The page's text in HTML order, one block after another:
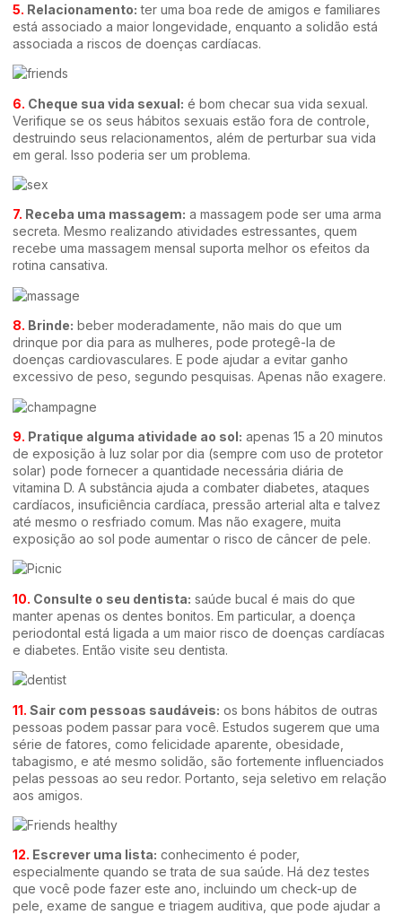
5. Relacionamento: ter uma boa rede de amigos e familiares
está associado a maior longevidade, enquanto a solidão está
associada a riscos de doenças cardíacas.
6. Cheque sua vida sexual: é bom checar sua vida sexual.
Verifique se os seus hábitos sexuais estão fora de controle,
destruindo seus relacionamentos, além de perturbar sua vida
em geral. Isso poderia ser um problema.
7. Receba uma massagem: a massagem pode ser uma arma
secreta. Mesmo realizando atividades estressantes, quem
recebe uma massagem mensal suporta melhor os efeitos da
rotina cansativa.
8. Brinde: beber moderadamente, não mais do que um
drinque por dia para as mulheres, pode protegê-la de
doenças cardiovasculares. E pode ajudar a evitar ganho
excessivo de peso, segundo pesquisas. Apenas não exagere.
9. Pratique alguma atividade ao sol: apenas 15 a 20 minutos
de exposição à luz solar por dia (sempre com uso de protetor
solar) pode fornecer a quantidade necessária diária de
vitamina D. A substância ajuda a combater diabetes, ataques
cardíacos, insuficiência cardíaca, pressão arterial alta e talvez
até mesmo o resfriado comum. Mas não exagere, muita
exposição ao sol pode aumentar o risco de câncer de pele.
10. Consulte o seu dentista: saúde bucal é mais do que
manter apenas os dentes bonitos. Em particular, a doença
periodontal está ligada a um maior risco de doenças cardíacas
e diabetes. Então visite seu dentista.
11. Sair com pessoas saudáveis: os bons hábitos de outras
pessoas podem passar para você. Estudos sugerem que uma
série de fatores, como felicidade aparente, obesidade,
tabagismo, e até mesmo solidão, são fortemente influenciados
pelas pessoas ao seu redor. Portanto, seja seletivo em relação
aos amigos.
12. Escrever uma lista: conhecimento é poder,
especialmente quando se trata de sua saúde. Há dez testes
que você pode fazer este ano, incluindo um check-up de
pele, exame de sangue e triagem auditiva, que pode ajudar a